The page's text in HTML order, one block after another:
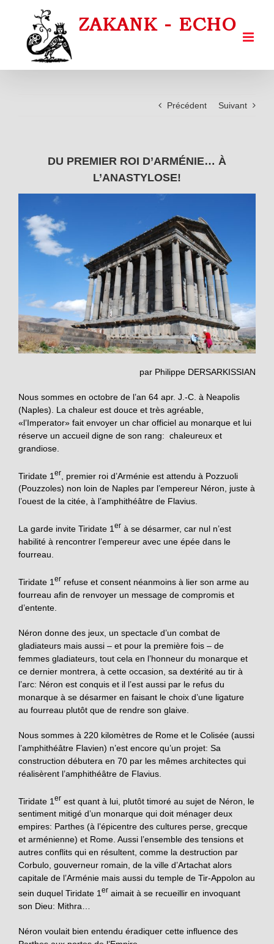
Précédent Suivant
DU PREMIER ROI D’ARMÉNIE… À
L’ANASTYLOSE!
par Philippe DERSARKISSIAN
Nous sommes en octobre de l’an 64 apr. J.-C. à Neapolis
(Naples). La chaleur est douce et très agréable,
«l’Imperator» fait envoyer un char officiel au monarque et lui
réserve un accueil digne de son rang: chaleureux et
grandiose.
Tiridate 1 er
, premier roi d’Arménie est attendu à Pozzuoli
(Pouzzoles) non loin de Naples par l’empereur Néron, juste à
l’ouest de la citée, à l’amphithéâtre de Flavius.
La garde invite Tiridate 1 er à se désarmer, car nul n’est
habilité à rencontrer l’empereur avec une épée dans le
fourreau.
Tiridate 1 er refuse et consent néanmoins à lier son arme au
fourreau afin de renvoyer un message de compromis et
d’entente.
Néron donne des jeux, un spectacle d’un combat de
gladiateurs mais aussi – et pour la première fois – de
femmes gladiateurs, tout cela en l’honneur du monarque et
ce dernier montrera, à cette occasion, sa dextérité au tir à
l’arc: Néron est conquis et il l’est aussi par le refus du
monarque à se désarmer en faisant le choix d’une ligature
au fourreau plutôt que de rendre son glaive.
Nous sommes à 220 kilomètres de Rome et le Colisée (aussi
l’amphithéâtre Flavien) n’est encore qu’un projet: Sa
construction débutera en 70 par les mêmes architectes qui
réalisèrent l’amphithéâtre de Flavius.
Tiridate 1 er est quant à lui, plutôt timoré au sujet de Néron, le
sentiment mitigé d’un monarque qui doit ménager deux
empires: Parthes (à l’épicentre des cultures perse, grecque
et arménienne) et Rome. Aussi l’ensemble des tensions et
autres conflits qui en résultent, comme la destruction par
Corbulo, gouverneur romain, de la ville d’Artachat alors
capitale de l’Arménie mais aussi du temple de Tir-Appolon au
sein duquel Tiridate 1 er aimait à se recueillir en invoquant
son Dieu: Mithra…
Néron voulait bien entendu éradiquer cette influence des